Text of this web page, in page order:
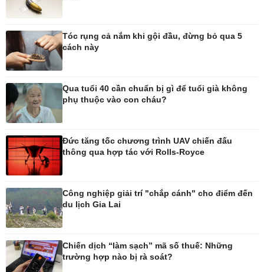
Pháp luật
Vụ án
Tin nóng
Tư vấn luật
Bóng đá quốc tế
Bóng đá Việt Nam
Hậu trường
Ô tô - Xe máy
Ô tô
Tư vấn
Doanh nhân
Vì cộng đồng
Tóc rụng cả nắm khi gội đầu, đừng bỏ qua 5
cách này
Qua tuổi 40 cần chuẩn bị gì để tuổi già không
phụ thuộc vào con cháu?
Đức tăng tốc chương trình UAV chiến đấu
thông qua hợp tác với Rolls-Royce
Công nghiệp giải trí "chắp cánh" cho điểm đến
du lịch Gia Lai
Chiến dịch “làm sạch” mã số thuế: Những
trường hợp nào bị rà soát?